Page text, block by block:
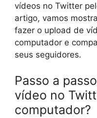
vídeos no Twitter
artigo, vamos
fazer o upload de
computador e
seus seguidores.
Passo a
vídeo no
computador?